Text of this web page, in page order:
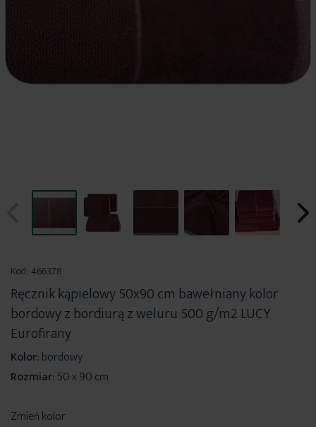
początek
galerii
Kod: 466378
Ręcznik kąpielowy 50x90 cm bawełniany kolor
bordowy z bordiurą z weluru 500 g/m2 LUCY
Eurofirany
Kolor:bordowy
Rozmiar:50 x 90 cm
Zmień kolor